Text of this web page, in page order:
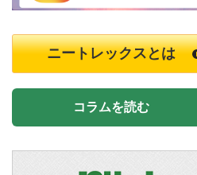
ニートレックスとは
コラムを読む